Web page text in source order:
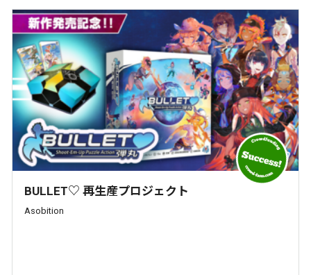
BULLET♡ 再生産プロジェクト
Asobition